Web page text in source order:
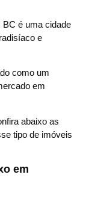
BC é uma cidade
e
como um
em
abaixo as
tipo de imóveis
em